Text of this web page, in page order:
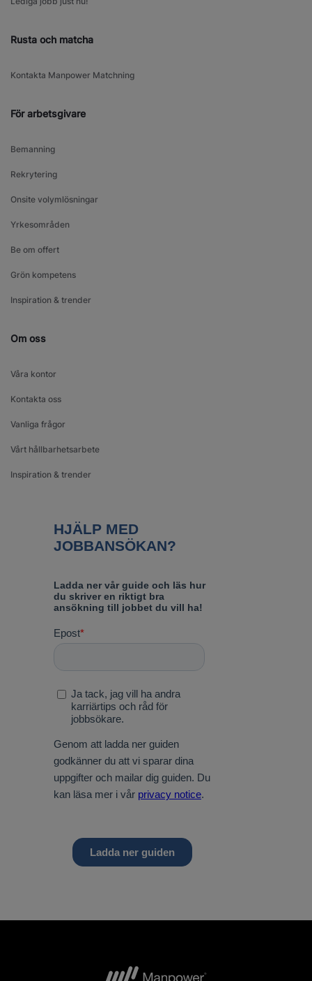
Rusta och matcha
Kontakta Manpower Matchning
För arbetsgivare
Bemanning
Rekrytering
Onsite volymlösningar
Yrkesområden
Be om offert
Grön kompetens
Inspiration & trender
Om oss
Våra kontor
Kontakta oss
Vanliga frågor
Vårt hållbarhetsarbete
Inspiration & trender